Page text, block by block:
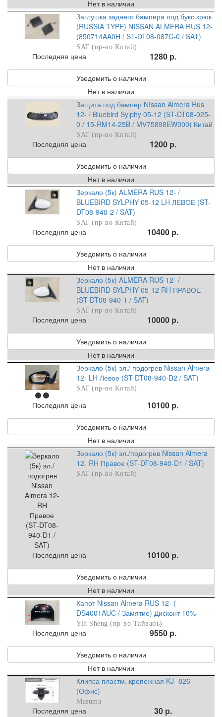
Нет в наличии
Заглушка заднего бампера под букс.крюк
(RUSSIA TYPE) NISSAN ALMERA RUS 12-
(850714AA0H / ST-DT08-087C-0 / SAT)
SAT (пр-во Китай)
Последняя цена 1280 р.
Уведомить о наличии
Нет в наличии
Защита под бампер NIssan Almera Rus
12- / Bluebird Sylphy 05-12 (ST-DT08-025-
0 / 15-RM14-25B / MV75898EW000) Китай
SAT (пр-во Китай)
Последняя цена 1200 р.
Уведомить о наличии
Нет в наличии
Зеркало (5к) ALMERA RUS 12- /
BLUEBIRD SYLPHY 05-12 LH ЛЕВОЕ (ST-
DT08-940-2 / SAT)
SAT (пр-во Китай)
Последняя цена 10400 р.
Уведомить о наличии
Нет в наличии
Зеркало (5к) ALMERA RUS 12- /
BLUEBIRD SYLPHY 05-12 RH ПРАВОЕ
(ST-DT08-940-1 / SAT)
SAT (пр-во Китай)
Последняя цена 10000 р.
Уведомить о наличии
Нет в наличии
Зеркало (5к) эл./ подогрев Nissan Almera
12- LH Левое (ST-DT08-940-D2 / SAT)
SAT (пр-во Китай)
Последняя цена 10100 р.
Уведомить о наличии
Нет в наличии
Зеркало (5к) эл./подогрев Nissan Almera
12- RH Правое (ST-DT08-940-D1 / SAT)
SAT (пр-во Китай)
Последняя цена 10100 р.
Уведомить о наличии
Нет в наличии
Капот Nissan Almera RUS 12- (
DS4001AUC / Замятие) Дисконт 10%
Yih Sheng (пр-во Тайвань)
Последняя цена 9550 р.
Уведомить о наличии
Нет в наличии
Клипса пластм. крепежная KJ- 826
(Офис)
Masuma
Последняя цена 30 р.